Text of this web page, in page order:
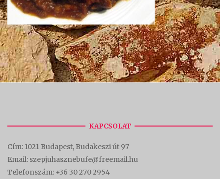
KAPCSOLAT
Cím: 1021 Budapest, Budakeszi út 97
Email: szepjuhasznebufe@freemail.hu
Telefonszám: +36 30 270 2954